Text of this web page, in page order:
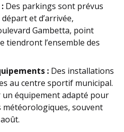
Des parkings sont prévus
et d’arrivée,
Gambetta, point
tiendront l’ensemble des
: Des installations
au centre sportif municipal.
un équipement adapté pour
météorologiques, souvent